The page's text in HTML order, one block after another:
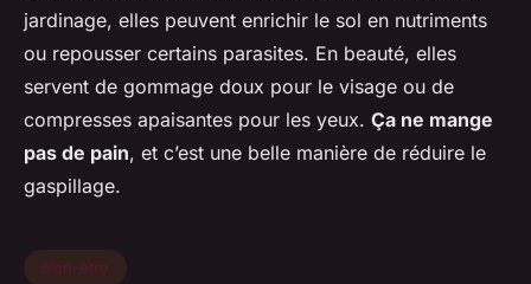
jardinage, elles peuvent enrichir le sol en nutriments
ou repousser certains parasites. En beauté, elles
servent de gommage doux pour le visage ou de
compresses apaisantes pour les yeux. Ça ne mange
pas de pain, et c’est une belle manière de réduire le
gaspillage.
bien-etre